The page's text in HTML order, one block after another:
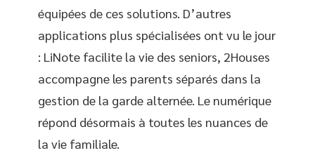
équipées de ces solutions. D’autres
applications plus spécialisées ont vu le jour
: LiNote facilite la vie des seniors, 2Houses
accompagne les parents séparés dans la
gestion de la garde alternée. Le numérique
répond désormais à toutes les nuances de
la vie familiale.